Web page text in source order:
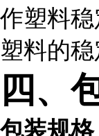
作塑料
塑料的稳
四、
包装规格